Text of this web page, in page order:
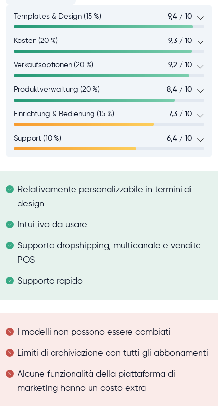
Templates & Design (15 %) 9,4 / 10
Kosten (20 %) 9,3 / 10
Verkaufsoptionen (20 %) 9,2 / 10
Produktverwaltung (20 %) 8,4 / 10
Einrichtung & Bedienung (15 %) 7,3 / 10
Support (10 %) 6,4 / 10
Relativamente personalizzabile in termini di
design
Intuitivo da usare
Supporta dropshipping, multicanale e vendite
POS
Supporto rapido
I modelli non possono essere cambiati
Limiti di archiviazione con tutti gli abbonamenti
Alcune funzionalità della piattaforma di
marketing hanno un costo extra